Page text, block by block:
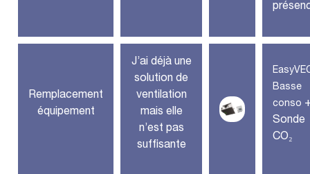
Remplacement
équipement
J’ai déjà une
solution de
ventilation
mais elle
n’est pas
suffisante
Basse
conso
Sonde
CO₂